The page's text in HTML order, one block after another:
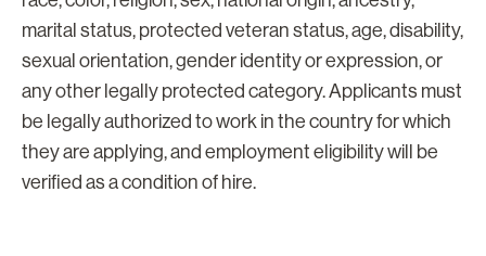
marital status, protected veteran status, age, disability,
sexual orientation, gender identity or expression, or
any other legally protected category. Applicants must
be legally authorized to work in the country for which
they are applying, and employment eligibility will be
verified as a condition of hire.